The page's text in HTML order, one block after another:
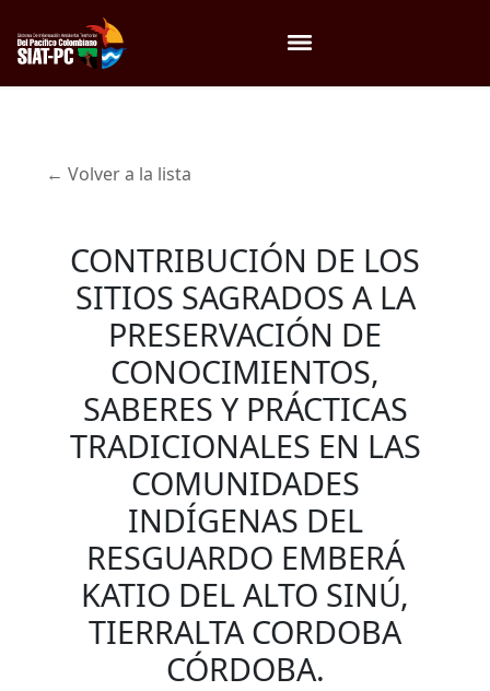
Menú
← Volver a la lista
CONTRIBUCIÓN DE LOS
SITIOS SAGRADOS A LA
PRESERVACIÓN DE
CONOCIMIENTOS,
SABERES Y PRÁCTICAS
TRADICIONALES EN LAS
COMUNIDADES
INDÍGENAS DEL
RESGUARDO EMBERÁ
KATIO DEL ALTO SINÚ,
TIERRALTA CORDOBA
CÓRDOBA.